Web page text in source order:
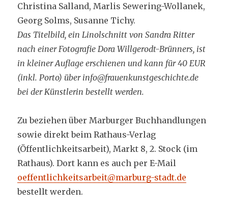
Christina Salland, Marlis Sewering-Wollanek,
Georg Solms, Susanne Tichy.
Das Titelbild, ein Linolschnitt von Sandra Ritter
nach einer Fotografie Dora Willgerodt-Brünners, ist
in kleiner Auflage erschienen und kann für 40 EUR
(inkl. Porto) über info@frauenkunstgeschichte.de
bei der Künstlerin bestellt werden.
Zu beziehen über Marburger Buchhandlungen
sowie direkt beim Rathaus-Verlag
(Öffentlichkeitsarbeit), Markt 8, 2. Stock (im
Rathaus). Dort kann es auch per E-Mail
oeffentlichkeitsarbeit@marburg-stadt.de
bestellt werden.